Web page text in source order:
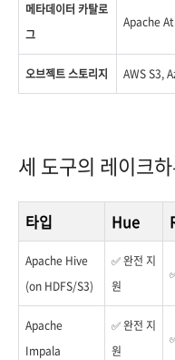
메타데이터 카탈로
그
Apache
오브젝트 스토리지 AWS S3,
세 도구의 레이크
타입 Hue
Apache Hive
(on HDFS/S3)
✅ 완전 지
원
Apache
Impala
✅ 완전 지
원